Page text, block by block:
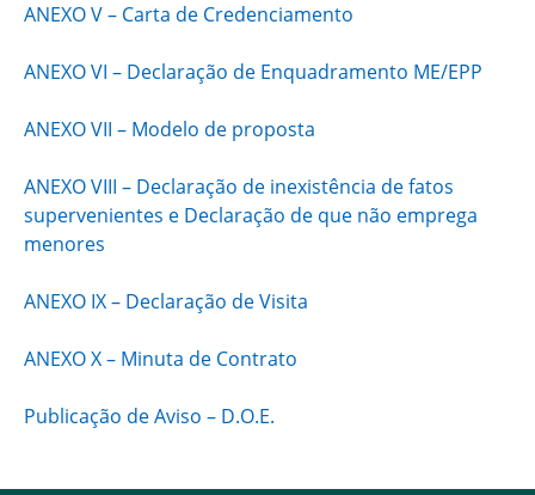
ANEXO V – Carta de Credenciamento
ANEXO VI – Declaração de Enquadramento ME/EPP
ANEXO VII – Modelo de proposta
ANEXO VIII – Declaração de inexistência de fatos
supervenientes e Declaração de que não emprega
menores
ANEXO IX – Declaração de Visita
ANEXO X – Minuta de Contrato
Publicação de Aviso – D.O.E.